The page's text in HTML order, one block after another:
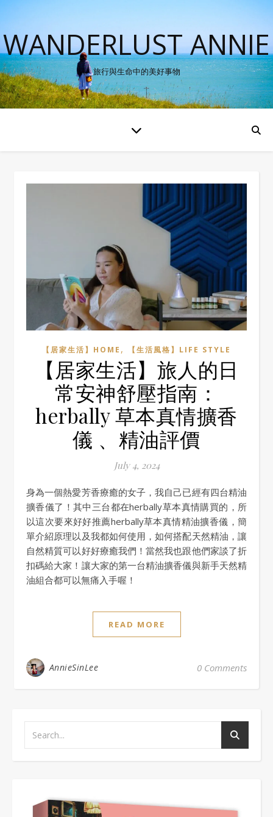
WANDERLUST ANNIE
旅行與生命中的美好事物
【居家生活】HOME , 【生活風格】LIFE STYLE
【居家生活】旅人的日
常安神舒壓指南：
herbally 草本真情擴香
儀 、精油評價
July 4, 2024
身為一個熱愛芳香療癒的女子，我自己已經有四台精油
擴香儀了！其中三台都在herbally草本真情購買的，所
以這次要來好好推薦herbally草本真情精油擴香儀，簡
單介紹原理以及我都如何使用，如何搭配天然精油，讓
自然精質可以好好療癒我們！當然我也跟他們家談了折
扣碼給大家！讓大家的第一台精油擴香儀與新手天然精
油組合都可以無痛入手喔！
READ MORE
AnnieSinLee 0 Comments